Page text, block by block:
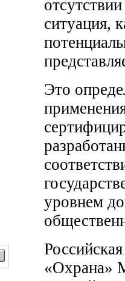
ситуация,
Это
уровнем
«Охрана»